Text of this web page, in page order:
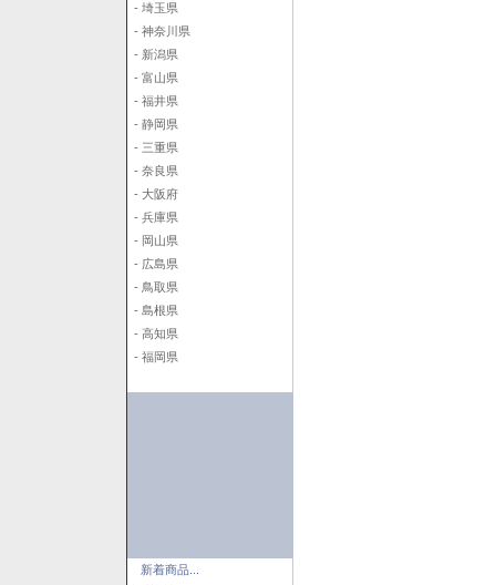
- 埼玉県
- 神奈川県
- 新潟県
- 富山県
- 福井県
- 静岡県
- 三重県
- 奈良県
- 大阪府
- 兵庫県
- 岡山県
- 広島県
- 鳥取県
- 島根県
- 高知県
- 福岡県
新着商品...